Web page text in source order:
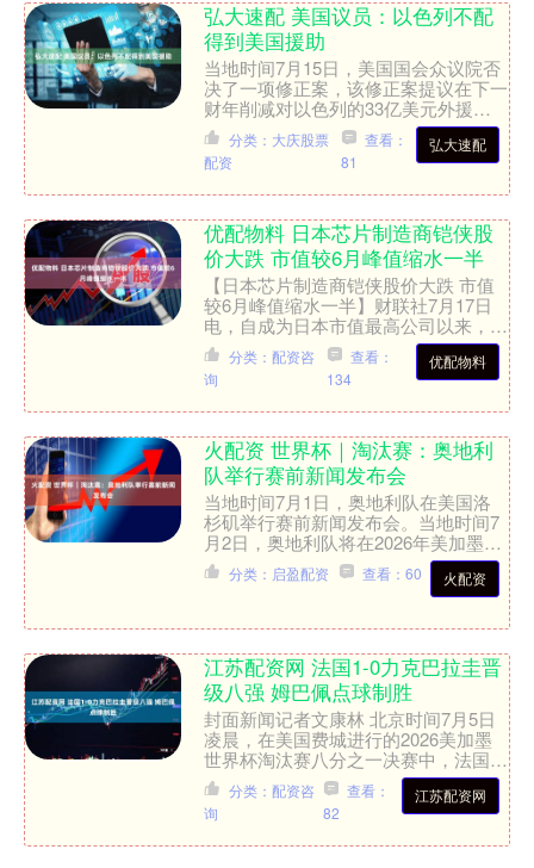
弘大速配 美国议员：以色列不配
得到美国援助
当地时间7月15日，美国国会众议院否
决了一项修正案，该修正案提议在下一
财年削减对以色列的33亿美元外援。
一名支持该修正案的美国民主党籍众议
员表示，以色列不配得到....
弘大速配
分类：大庆股票
配资
查看：
81
优配物料 日本芯片制造商铠侠股
价大跌 市值较6月峰值缩水一半
【日本芯片制造商铠侠股价大跌 市值
较6月峰值缩水一半】财联社7月17日
电，自成为日本市值最高公司以来，存
储芯片制造商铠侠市值在一个月内缩水
一半，因投资者愈加担心....
优配物料
分类：配资咨
询
查看：
134
火配资 世界杯｜淘汰赛：奥地利
队举行赛前新闻发布会
当地时间7月1日，奥地利队在美国洛
杉矶举行赛前新闻发布会。当地时间7
月2日，奥地利队将在2026年美加墨世
界杯十六分之一决赛中对阵西班牙队。
7月1日，奥地利队....
火配资
分类：启盈配资 查看：60
江苏配资网 法国1-0力克巴拉圭晋
级八强 姆巴佩点球制胜
封面新闻记者文康林 北京时间7月5日
凌晨，在美国费城进行的2026美加墨
世界杯淘汰赛八分之一决赛中，法国队
作为夺冠热门，面对顽强的巴拉圭“铁
桶阵”，全场苦战90....
江苏配资网
分类：配资咨
询
查看：
82